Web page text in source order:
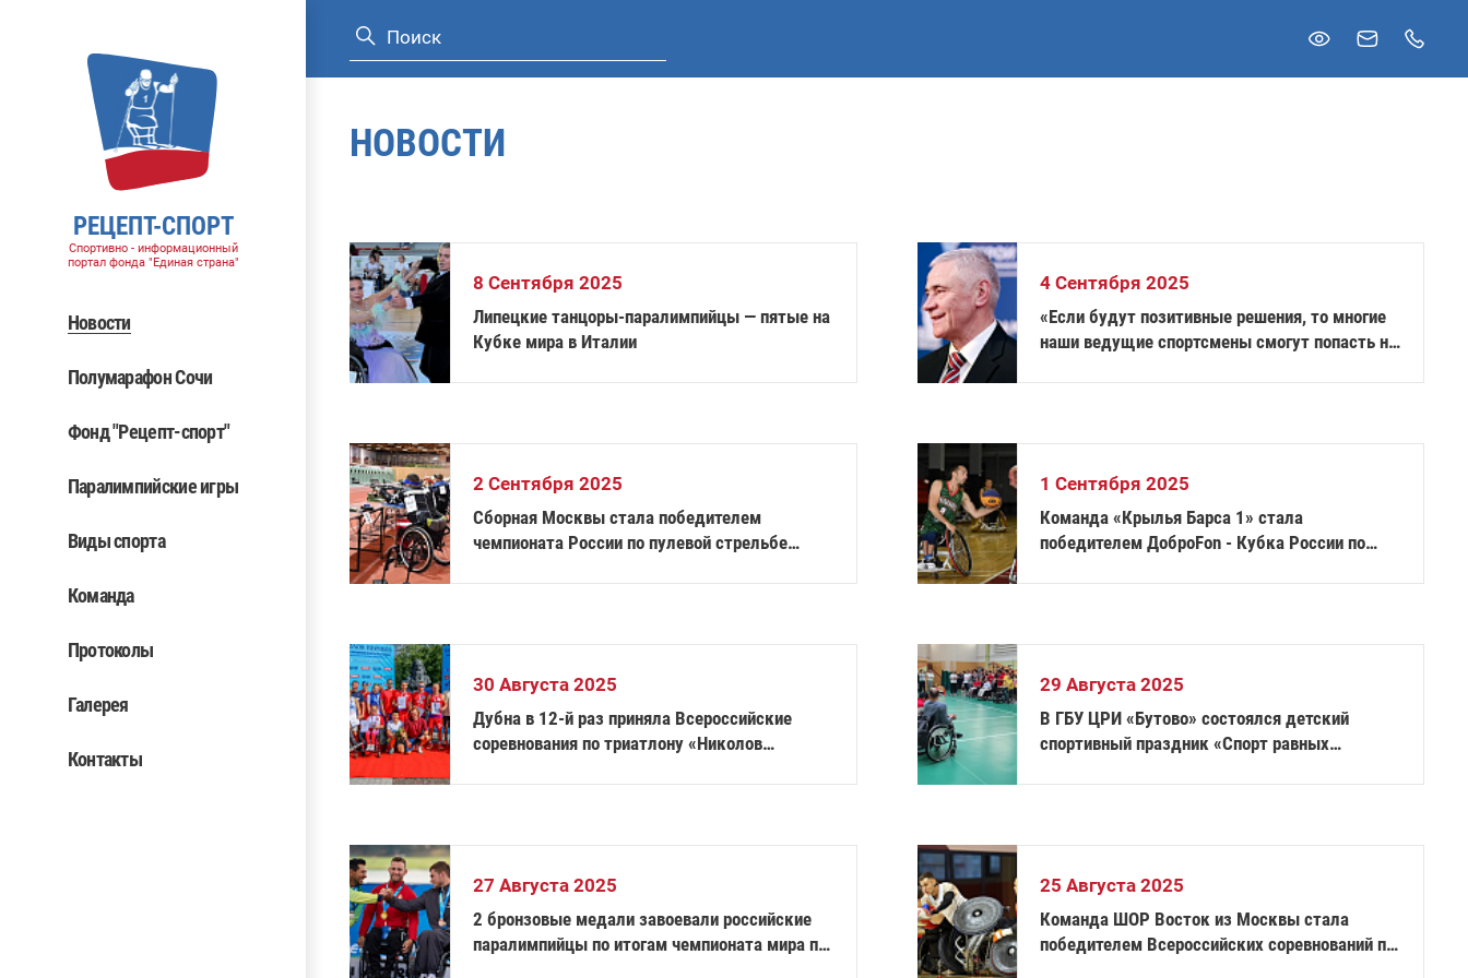
РЕЦЕПТ-СПОРТ
Спортивно - информационный
портал фонда "Единая страна"
Новости
Полумарафон Сочи
Фонд "Рецепт-спорт"
Паралимпийские игры
Виды спорта
Команда
Протоколы
Галерея
Контакты
НОВОСТИ
8 Сентября 2025
Липецкие танцоры-паралимпийцы — пятые на
Кубке мира в Италии
4 Сентября 2025
«Если будут позитивные решения, то многие
наши ведущие спортсмены смогут попасть на
2 Сентября 2025
Сборная Москвы стала победителем
чемпионата России по пулевой стрельбе
1 Сентября 2025
Команда «Крылья Барса 1» стала
победителем ДоброFon - Кубка России по
30 Августа 2025
Дубна в 12-й раз приняла Всероссийские
соревнования по триатлону «Николов
29 Августа 2025
В ГБУ ЦРИ «Бутово» состоялся детский
спортивный праздник «Спорт равных
27 Августа 2025
2 бронзовые медали завоевали российские
паралимпийцы по итогам чемпионата мира по
25 Августа 2025
Команда ШОР Восток из Москвы стала
победителем Всероссийских соревнований по